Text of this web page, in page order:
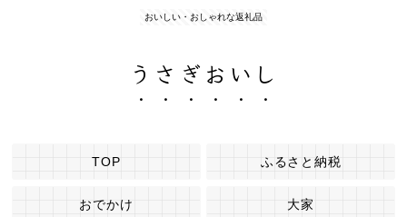
おいしい・おしゃれな返礼品
うさぎおいし
TOP ふるさと納税
おでかけ 大家